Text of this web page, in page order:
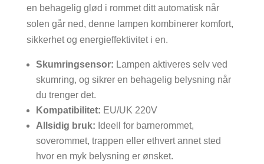
en behagelig glød i rommet ditt automatisk når
solen går ned, denne lampen kombinerer komfort,
sikkerhet og energieffektivitet i en.
Skumringsensor: Lampen aktiveres selv ved
skumring, og sikrer en behagelig belysning når
du trenger det.
Kompatibilitet: EU/UK 220V
Allsidig bruk: Ideell for barnerommet,
soverommet, trappen eller ethvert annet sted
hvor en myk belysning er ønsket.